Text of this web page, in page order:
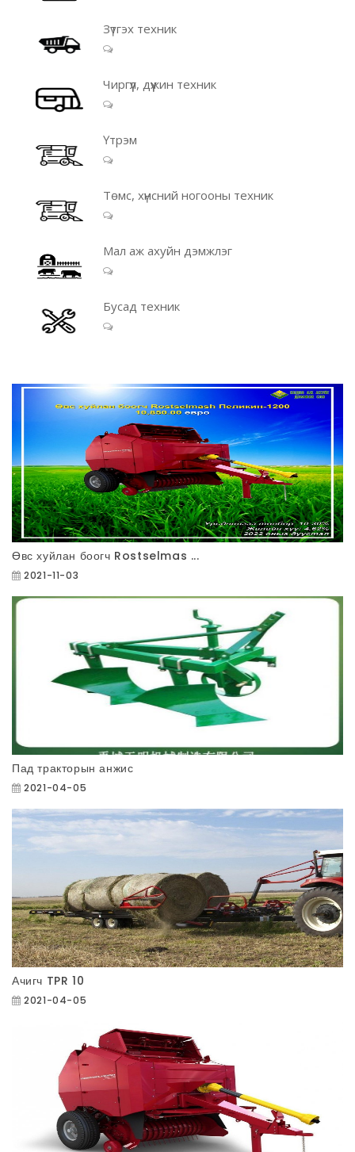
Зүтгэх техник
Чиргүүл, дүүжин техник
Үтрэм
Төмс, хүнсний ногооны техник
Мал аж ахуйн дэмжлэг
Бусад техник
Өвс хуйлан боогч Rostselmas ...
2021-11-03
Пад тракторын анжис
2021-04-05
Ачигч TPR 10
2021-04-05